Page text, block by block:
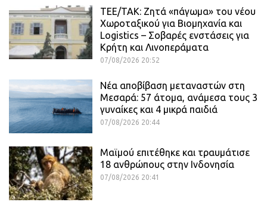
ΤΕΕ/ΤΑΚ: Ζητά «πάγωμα» του νέου
Χωροταξικού για Βιομηχανία και
Logistics – Σοβαρές ενστάσεις για
Κρήτη και Λινοπεράματα
07/08/2026 20:52
Νέα αποβίβαση μεταναστών στη
Μεσαρά: 57 άτομα, ανάμεσα τους 3
γυναίκες και 4 μικρά παιδιά
07/08/2026 20:44
Μαϊμού επιτέθηκε και τραυμάτισε
18 ανθρώπους στην Ινδονησία
07/08/2026 20:41